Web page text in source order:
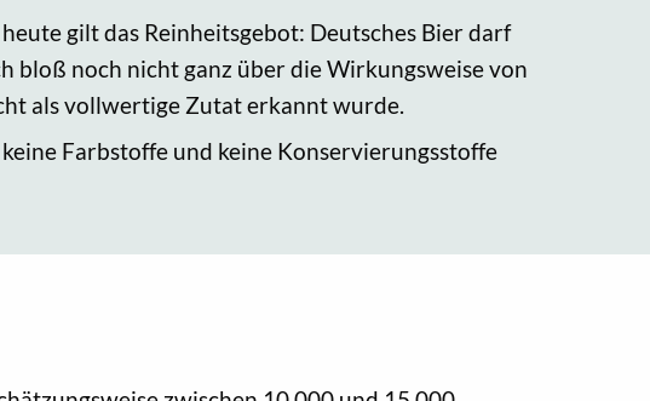
gilt das Reinheitsgebot: Deutsches Bier darf
bloß noch nicht ganz über die Wirkungsweise von
als vollwertige Zutat erkannt wurde.
Farbstoffe und keine Konservierungsstoffe